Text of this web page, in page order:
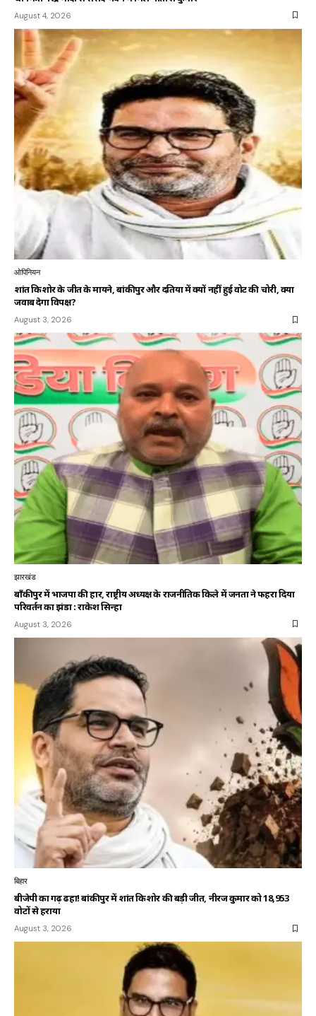
August 4, 2026
ओपिनियन
प्रशांत किशोर के जीत के मायने, बांकीपुर और दतिया में क्यों नहीं हुई वोट की चोरी, क्या
जवाब देगा विपक्ष?
August 3, 2026
झारखंड
बाँकीपुर में भाजपा की हार, राष्ट्रीय अध्यक्ष के राजनीतिक किले में जनता ने फहरा दिया
परिवर्तन का झंडा : राकेश सिन्हा
August 3, 2026
बिहार
बीजेपी का गढ़ ढहा! बांकीपुर में प्रशांत किशोर की बड़ी जीत, नीरज कुमार को 18,953
वोटों से हराया
August 3, 2026